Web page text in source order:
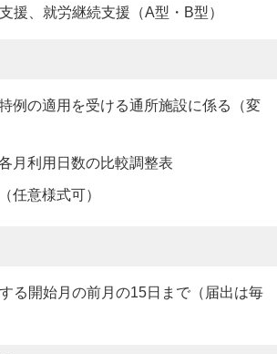
援、就労継続支援（A型・B型）
例の適用を受ける通所施設に係る（変
月利用日数の比較調整表
任意様式可）
る開始月の前月の15日まで（届出は毎